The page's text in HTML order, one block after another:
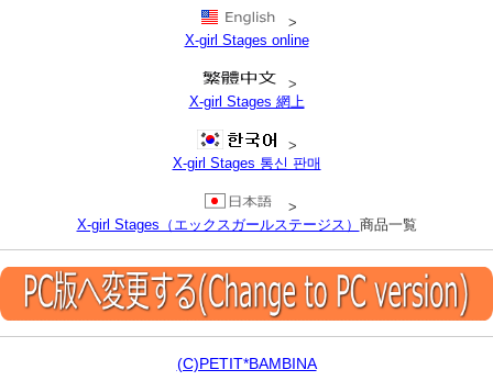
>
X-girl Stages online
>
X-girl Stages 網上
>
X-girl Stages 통신 판매
>
X-girl Stages（エックスガールステージス） 商品一覧
(C)PETIT*BAMBINA